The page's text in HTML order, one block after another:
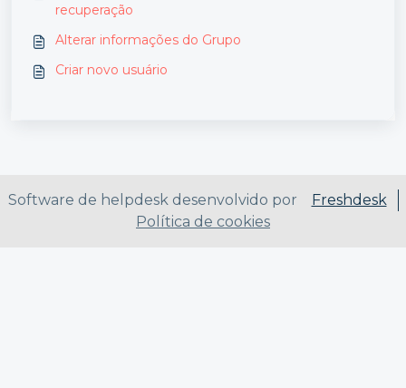
recuperação
Alterar informações do Grupo
Criar novo usuário
Software de helpdesk desenvolvido por
Freshdesk
Política de cookies